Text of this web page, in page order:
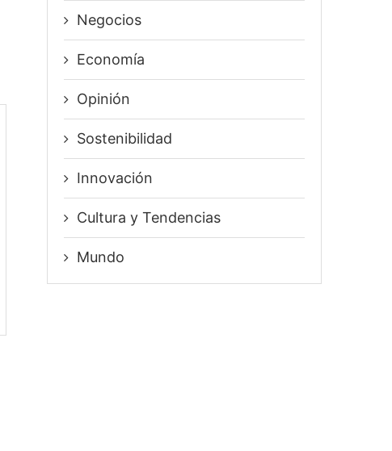
Negocios
Economía
Opinión
Sostenibilidad
Innovación
⁠Cultura y Tendencias
Mundo